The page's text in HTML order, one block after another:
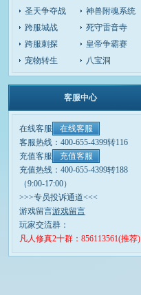
圣天争夺战
神兽附魂系统
跨服城战
死守雷音寺
跨服刺探
皇帝争霸赛
宠物转生
八宝洞
客服中心
在线客服
在线客服
客服热线：400-655-4399转116
充值客服
充值客服
充值热线：400-655-4399转188
（9:00-17:00）
>>>专员投诉通道<<<
游戏留言游戏留言
玩家交流群：
凡人修真2十群：856113561(推荐)